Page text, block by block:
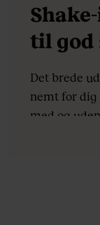
til god
Det brede
nemt for dig
med og
middage